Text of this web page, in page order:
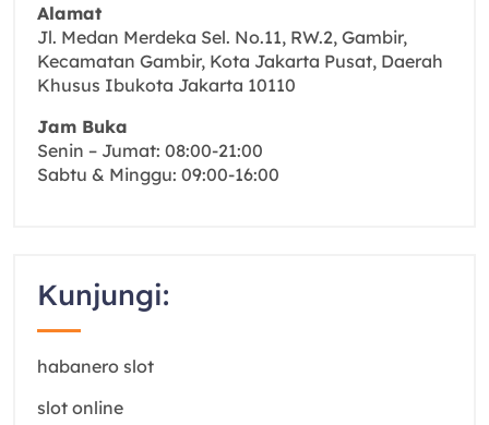
Alamat
Jl. Medan Merdeka Sel. No.11, RW.2, Gambir,
Kecamatan Gambir, Kota Jakarta Pusat, Daerah
Khusus Ibukota Jakarta 10110
Jam Buka
Senin – Jumat: 08:00-21:00
Sabtu & Minggu: 09:00-16:00
Kunjungi:
habanero slot
slot online